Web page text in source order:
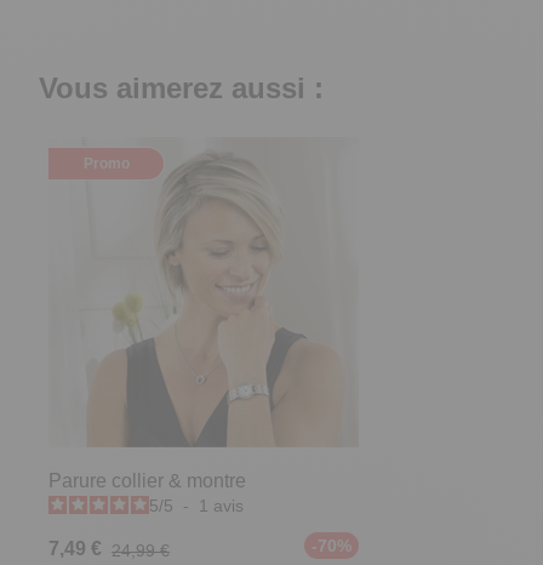
Vous aimerez aussi :
Promo
Parure collier & montre
5/5 - 1 avis
7,49 € 24,99 € -70%